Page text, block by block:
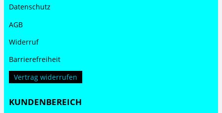
Datenschutz
AGB
Widerruf
Barrierefreiheit
Vertrag widerrufen
KUNDENBEREICH